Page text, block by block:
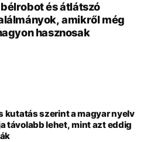
és átlátszó
amikről még
hasznosak
kutatás szerint a magyar nyelv
távolabb lehet, mint azt eddig